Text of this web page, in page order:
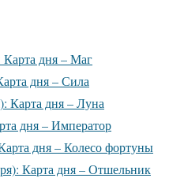
дня – Маг
дня – Сила
Карта дня – Луна
дня – Император
дня – Колесо фортуны
Карта дня – Отшельник